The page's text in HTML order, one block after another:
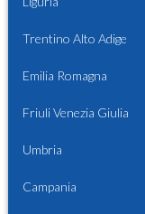
Trentino Alto Adige
Emilia Romagna
Friuli Venezia Giulia
Umbria
Campania